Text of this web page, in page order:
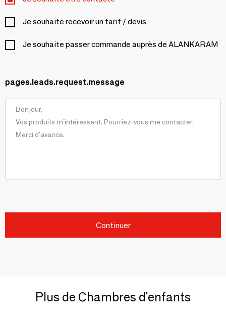
Je souhaite recevoir un tarif / devis
Je souhaite passer commande auprès de ALANKARAM
pages.leads.request.message
Continuer
Plus de Chambres d'enfants